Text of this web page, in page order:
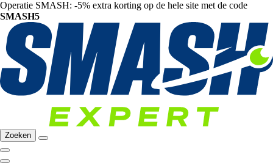
Operatie SMASH: -5% extra korting op de hele site met de code
SMASH5
Zoeken